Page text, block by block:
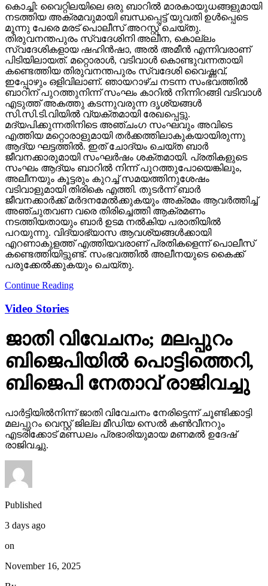
കൊച്ചി: വൈറ്റിലയിലെ ഒരു ബാറില്‍ മാരകായുധങ്ങളുമായി
നടത്തിയ അക്രമവുമായി ബന്ധപ്പെട്ട് യുവതി ഉള്‍പ്പെടെ
മൂന്നു പേരെ മരട് പൊലീസ് അറസ്റ്റ് ചെയ്തു.
തിരുവനന്തപുരം സ്വദേശിനി അലീന, കൊല്ലം
സ്വദേശികളായ ഷഹിന്‍ഷാ, അല്‍ അമീന്‍ എന്നിവരാണ്
പിടിയിലായത്. മറ്റൊരാള്‍, വടിവാള്‍ കൊണ്ടുവന്നതായി
കണ്ടെത്തിയ തിരുവനന്തപുരം സ്വദേശി വൈഷ്ണവ്,
ഇപ്പോഴും ഒളിവിലാണ്. ഞായറാഴ്ച നടന്ന സംഭവത്തില്‍
ബാറിന് പുറത്തുനിന്ന് സംഘം കാറില്‍ നിന്നിറങ്ങി വടിവാള്‍
എടുത്ത് അകത്തു കടന്നുവരുന്ന ദൃശ്യങ്ങള്‍
സി.സി.ടി.വിയില്‍ വ്യക്തമായി രേഖപ്പെട്ടു.
മദ്യപിക്കുന്നതിനിടെ അഞ്ചംഗ സംഘവും അവിടെ
എത്തിയ മറ്റൊരാളുമായി തര്‍ക്കത്തിലാകുകയായിരുന്നു
ആദ്യ ഘട്ടത്തില്‍. ഇത് ചോദ്യം ചെയ്ത ബാര്‍
ജീവനക്കാരുമായി സംഘര്‍ഷം ശക്തമായി. പ്രതികളുടെ
സംഘം ആദ്യം ബാറില്‍ നിന്ന് പുറത്തുപോയെങ്കിലും,
അലീനയും കൂട്ടരും കുറച്ച് സമയത്തിനുശേഷം
വടിവാളുമായി തിരികെ എത്തി. തുടര്‍ന്ന് ബാര്‍
ജീവനക്കാര്‍ക്ക് മര്‍ദനമേല്‍ക്കുകയും അക്രമം ആവര്‍ത്തിച്ച്
അഞ്ചുതവണ വരെ തിരിച്ചെത്തി ആക്രമണം
നടത്തിയതായും ബാര്‍ ഉടമ നല്‍കിയ പരാതിയില്‍
പറയുന്നു. വിദ്യാഭ്യാസ ആവശ്യങ്ങള്‍ക്കായി
എറണാകുളത്ത് എത്തിയവരാണ് പ്രതികളെന്ന് പൊലീസ്
കണ്ടെത്തിയിട്ടുണ്ട്. സംഭവത്തില്‍ അലീനയുടെ കൈക്ക്
പരുക്കേല്‍ക്കുകയും ചെയ്തു.
Continue Reading
Video Stories
ജാതി വിവേചനം; മലപ്പുറം
ബിജെപിയില്‍ പൊട്ടിത്തെറി,
ബിജെപി നേതാവ് രാജിവച്ചു
പാര്‍ട്ടിയില്‍നിന്ന് ജാതി വിവേചനം നേരിട്ടെന്ന് ചൂണ്ടിക്കാട്ടി
മലപ്പുറം വെസ്റ്റ് ജില്ല മീഡിയ സെല്‍ കണ്‍വീനറും
എടരിക്കോട് മണ്ഡലം പ്രഭാരിയുമായ മണമല്‍ ഉദേഷ്
രാജിവച്ചു.
Published
3 days ago
on
November 16, 2025